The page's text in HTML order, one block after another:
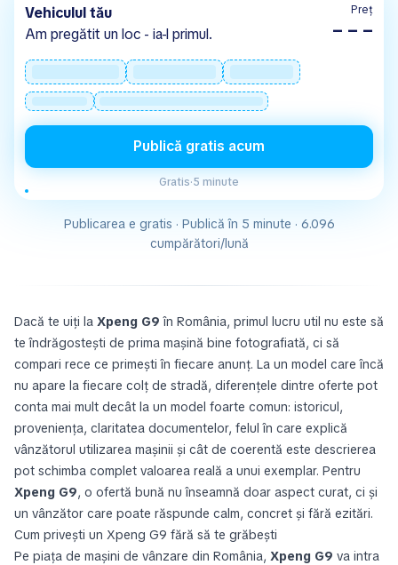
Vehiculul tău
Am pregătit un loc - ia-l primul.
Preț
– – –
Publică gratis acum
Gratis·5 minute
Publicarea e gratis · Publică în 5 minute · 6.096
cumpărători/lună
Dacă te uiți la Xpeng G9 în România, primul lucru util nu este să
te îndrăgostești de prima mașină bine fotografiată, ci să
compari rece ce primești în fiecare anunț. La un model care încă
nu apare la fiecare colț de stradă, diferențele dintre oferte pot
conta mai mult decât la un model foarte comun: istoricul,
proveniența, claritatea documentelor, felul în care explică
vânzătorul utilizarea mașinii și cât de coerentă este descrierea
pot schimba complet valoarea reală a unui exemplar. Pentru
Xpeng G9, o ofertă bună nu înseamnă doar aspect curat, ci și
un vânzător care poate răspunde calm, concret și fără ezitări.
Cum privești un Xpeng G9 fără să te grăbești
Pe piața de mașini de vânzare din România, Xpeng G9 va intra